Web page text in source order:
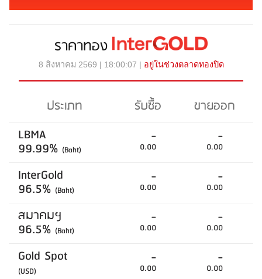
ราคาทอง
8 สิงหาคม 2569 | 18:00:07 | อยู่ในช่วงตลาดทองปิด
ประเภท รับซื้อ
ขายออก
LBMA
99.99% (Baht)
-
0.00
-
0.00
InterGold
96.5% (Baht)
-
0.00
-
0.00
สมาคมฯ
96.5% (Baht)
-
0.00
-
0.00
Gold Spot
(USD)
-
0.00
-
0.00